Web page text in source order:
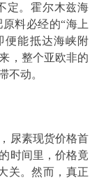
定。霍尔木兹海
料必经的“海上
便能抵达海峡附
，整个亚欧非的
不动。
尿素现货价格首
时间里，价格竟
关。然而，真正